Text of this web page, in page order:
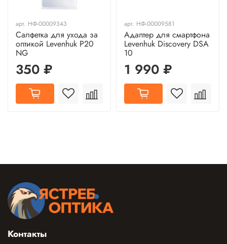
арт. НФ-00009343
Салфетка для ухода за
оптикой Levenhuk P20
NG
350 ₽
арт. НФ-00009581
Адаптер для смартфона
Levenhuk Discovery DSA
10
1 990 ₽
Контакты